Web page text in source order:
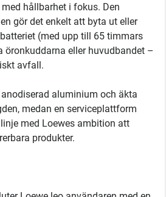
hållbarhet i fokus. Den
gör det enkelt att byta ut eller
(med upp till 65 timmars
öronkuddarna eller huvudbandet –
avfall.
aluminium och äkta
medan en serviceplattform
med Loewes ambition att
produkter.